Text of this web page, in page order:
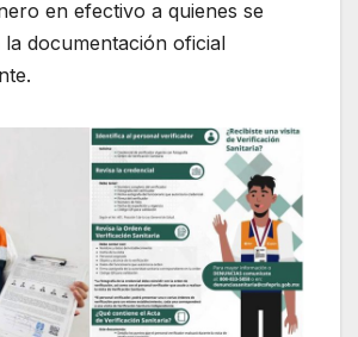
en efectivo a quienes se
la documentación oficial